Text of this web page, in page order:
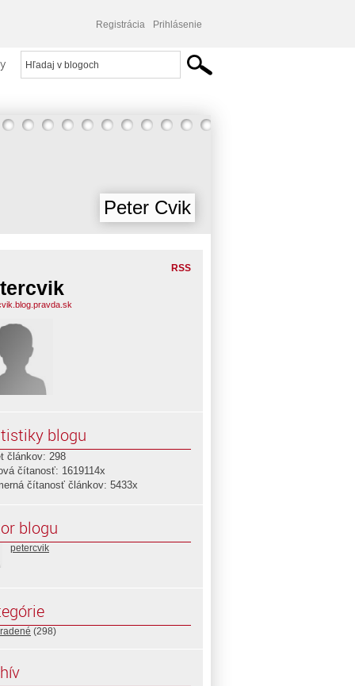
Registrácia Prihlásenie
Peter Cvik
RSS
blogu
článkov: 298
čítanosť: 1619114x
čítanosť článkov: 5433x
blogu
petercvik
(298)